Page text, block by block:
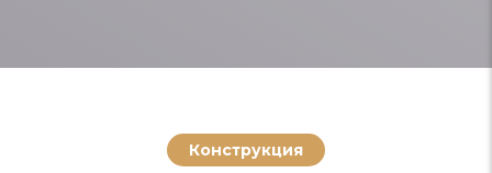
Конструкция